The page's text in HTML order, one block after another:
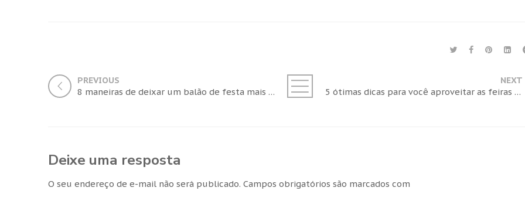
PREVIOUS
8 maneiras de deixar um balão de festa mais charmoso
NEXT
5 ótimas dicas para você aproveitar as feiras de noivas!
Deixe uma resposta
O seu endereço de e-mail não será publicado. Campos obrigatórios são marcados com